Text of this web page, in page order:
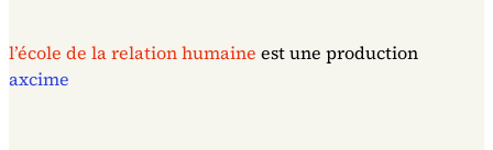
l’école de la relation humaine est une production
axcime